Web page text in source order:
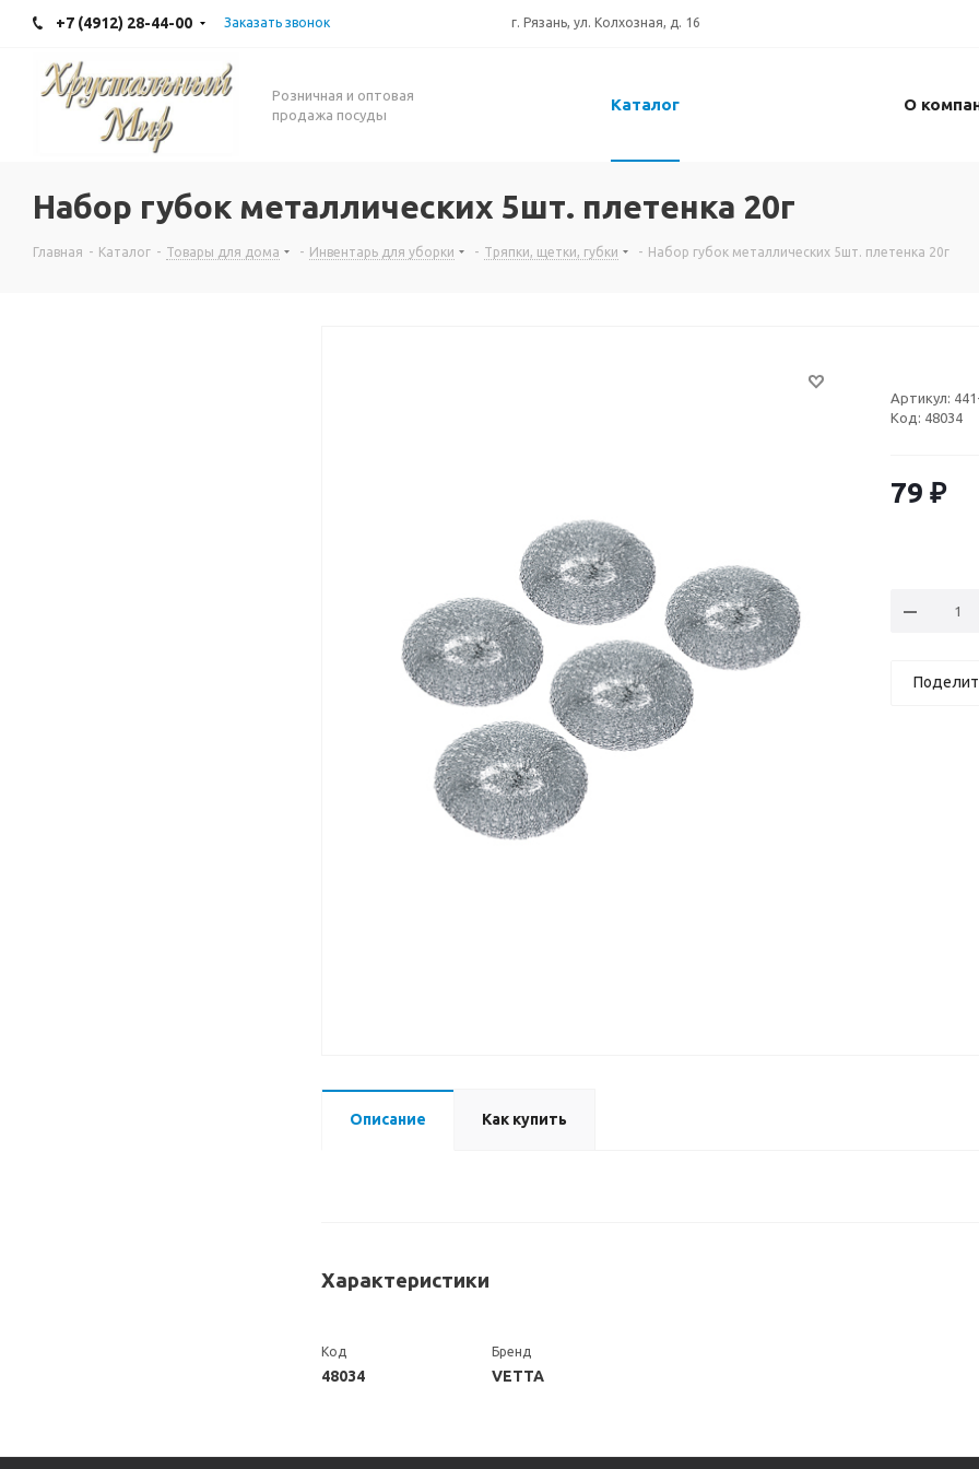
+7 (4912) 28-44-00 Заказать звонок г. Рязань, ул. Колхозная, д. 16
Розничная и оптовая
продажа посуды
Каталог О
Набор губок металлическиx 5шт. плетенка 20г
Главная - Каталог - Товары для дома - Инвентарь для уборки - Тряпки, щетки, губки - Набор губок металлическиx 5шт. плетенка 20г
Артикул:
Код: 48034
79 ₽
Описание Как купить
Характеристики
Код
48034
Бренд
VETTA